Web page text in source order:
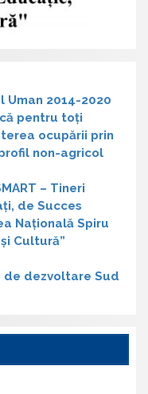
2014-2020
pentru toți
ocupării prin
non-agricol
– Tineri
de Succes
Națională Spiru
Cultură”
de dezvoltare Sud